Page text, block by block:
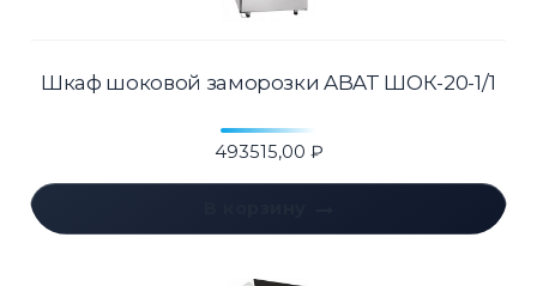
Шкаф шоковой заморозки ABAT ШОК-20-1/1
493515,00 ₽